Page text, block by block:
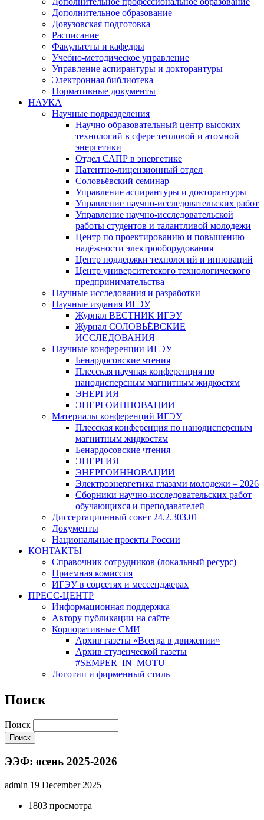
Дополнительное образование
Довузовская подготовка
Расписание
Факультеты и кафедры
Учебно-методическое управление
Управление аспирантуры и докторантуры
Электронная библиотека
Нормативные документы
НАУКА
Научные подразделения
Научно образовательный центр высоких
технологий в сфере тепловой и атомной
энергетики
Отдел САПР в энергетике
Патентно-лицензионный отдел
Соловьёвский семинар
Управление аспирантуры и докторантуры
Управление научно-исследовательских работ
Управление научно-исследовательской
работы студентов и талантливой молодежи
Центр по проектированию и повышению
надёжности электрооборудования
Центр поддержки технологий и инноваций
Центр университетского технологического
предпринимательства
Научные исследования и разработки
Научные издания ИГЭУ
Журнал ВЕСТНИК ИГЭУ
Журнал СОЛОВЬЁВСКИЕ
ИССЛЕДОВАНИЯ
Научные конференции ИГЭУ
Бенардосовские чтения
Плесская научная конференция по
нанодисперсным магнитным жидкостям
ЭНЕРГИЯ
ЭНЕРГОИННОВАЦИИ
Материалы конференций ИГЭУ
Плесская конференция по нанодисперсным
магнитным жидкостям
Бенардосовские чтения
ЭНЕРГИЯ
ЭНЕРГОИННОВАЦИИ
Электроэнергетика глазами молодежи – 2026
Сборники научно-исследовательских работ
обучающихся и преподавателей
Диссертационный совет 24.2.303.01
Документы
Национальные проекты России
КОНТАКТЫ
Cправочник сотрудников (локальный ресурс)
Приемная комиссия
ИГЭУ в соцсетях и мессенджерах
ПРЕСС-ЦЕНТР
Информационная поддержка
Автору публикации на сайте
Корпоративные СМИ
Архив газеты «Всегда в движении»
Архив студенческой газеты
#SEMPER_IN_MOTU
Логотип и фирменный стиль
Поиск
Поиск
ЭЭФ: осень 2025-2026
admin 19 December 2025
1803 просмотра